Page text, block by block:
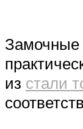
Замочные
из стали